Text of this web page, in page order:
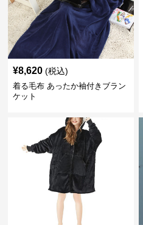
¥8,620 (税込)
着る毛布 あったか袖付きブラン
ケット